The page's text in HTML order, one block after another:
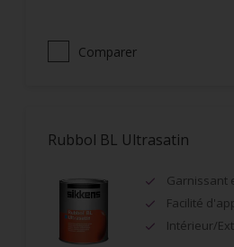
Comparer
Rubbol BL Ultrasatin
Garnissant
Facilité
Intérieur/